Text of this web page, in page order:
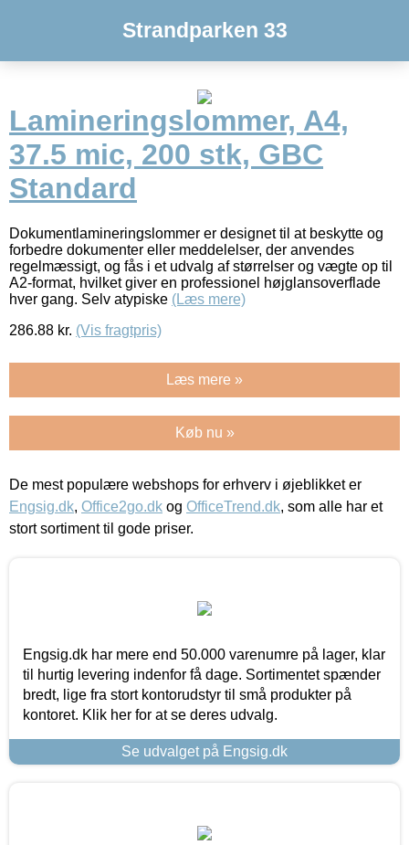
Strandparken 33
Lamineringslommer, A4,
37.5 mic, 200 stk, GBC
Standard
Dokumentlamineringslommer er designet til at beskytte og
forbedre dokumenter eller meddelelser, der anvendes
regelmæssigt, og fås i et udvalg af størrelser og vægte op til
A2-format, hvilket giver en professionel højglansoverflade
hver gang. Selv atypiske (Læs mere)
286.88 kr. (Vis fragtpris)
Læs mere »
Køb nu »
De mest populære webshops for erhverv i øjeblikket er
Engsig.dk, Office2go.dk og OfficeTrend.dk, som alle har et
stort sortiment til gode priser.
Engsig.dk har mere end 50.000 varenumre på lager, klar
til hurtig levering indenfor få dage. Sortimentet spænder
bredt, lige fra stort kontorudstyr til små produkter på
kontoret. Klik her for at se deres udvalg.
Se udvalget på Engsig.dk